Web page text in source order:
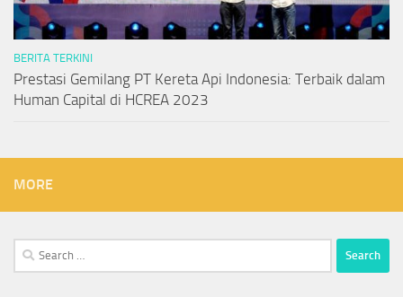
BERITA TERKINI
Prestasi Gemilang PT Kereta Api Indonesia: Terbaik dalam
Human Capital di HCREA 2023
MORE
Search
for: